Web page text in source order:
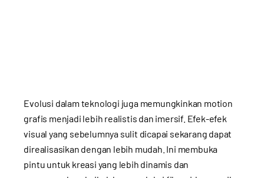
Evolusi dalam teknologi juga memungkinkan motion
grafis menjadi lebih realistis dan imersif. Efek-efek
visual yang sebelumnya sulit dicapai sekarang dapat
direalisasikan dengan lebih mudah. Ini membuka
pintu untuk kreasi yang lebih dinamis dan